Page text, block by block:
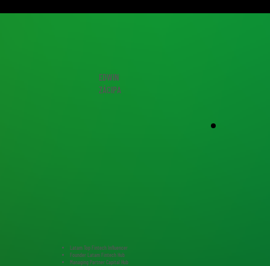
EDWIN
ZÁCIPA
Latam Top Fintech Influencer
Founder Latam Fintech Hub
Managing Partner Capital Hub